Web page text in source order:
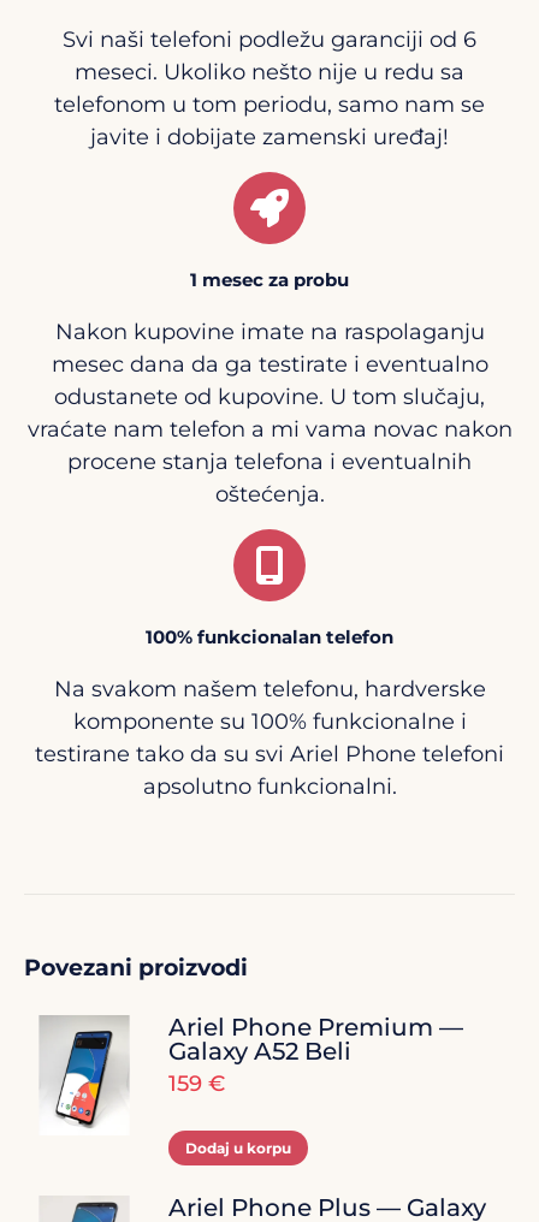
Svi naši telefoni podležu garanciji od 6
meseci. Ukoliko nešto nije u redu sa
telefonom u tom periodu, samo nam se
javite i dobijate zamenski uređaj!
1 mesec za probu
Nakon kupovine imate na raspolaganju
mesec dana da ga testirate i eventualno
odustanete od kupovine. U tom slučaju,
vraćate nam telefon a mi vama novac nakon
procene stanja telefona i eventualnih
oštećenja.
100% funkcionalan telefon
Na svakom našem telefonu, hardverske
komponente su 100% funkcionalne i
testirane tako da su svi Ariel Phone telefoni
apsolutno funkcionalni.
Povezani proizvodi
Ariel Phone Premium —
Galaxy A52 Beli
159 €
Dodaj u korpu
Ariel Phone Plus — Galaxy